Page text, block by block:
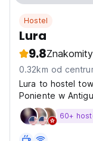
Hostel
Lura
9.8Znakomity
0.32km od
Lura to hostel
Poniente w
architekturę i
backpackerów.
60+